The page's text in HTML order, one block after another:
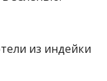
из индейки